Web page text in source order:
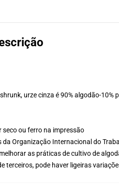
urze cinza é 90% algodão-10%
seco ou ferro na impressão
Organização Internacional do
as práticas de cultivo de
terceiros, pode haver ligeiras